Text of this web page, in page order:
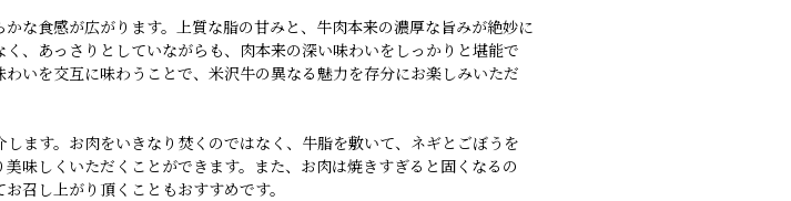
な食感が広がります。上質な脂の甘みと、牛肉本来の濃厚な旨みが絶妙に
、あっさりとしていながらも、肉本来の深い味わいをしっかりと堪能で
いを交互に味わうことで、米沢牛の異なる魅力を存分にお楽しみいただ
ます。お肉をいきなり焚くのではなく、牛脂を敷いて、ネギとごぼうを
味しくいただくことができます。また、お肉は焼きすぎると固くなるの
召し上がり頂くこともおすすめです。